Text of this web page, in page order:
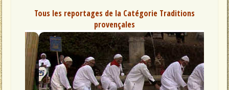
Tous les reportages de la Catégorie Traditions
provençales